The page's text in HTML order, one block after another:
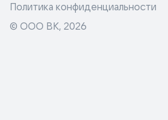
Политика конфиденциальности
© ООО ВК, 2026